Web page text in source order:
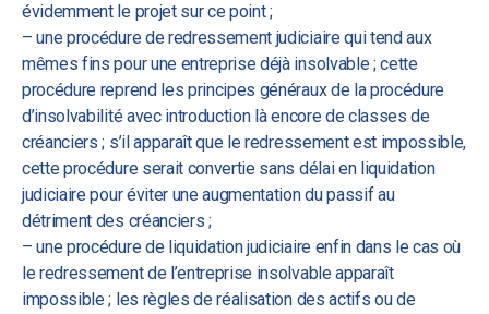
évidemment le projet sur ce point ;
– une procédure de redressement judiciaire qui tend aux
mêmes fins pour une entreprise déjà insolvable ; cette
procédure reprend les principes généraux de la procédure
d’insolvabilité avec introduction là encore de classes de
créanciers ; s’il apparaît que le redressement est impossible,
cette procédure serait convertie sans délai en liquidation
judiciaire pour éviter une augmentation du passif au
détriment des créanciers ;
– une procédure de liquidation judiciaire enfin dans le cas où
le redressement de l’entreprise insolvable apparaît
impossible ; les règles de réalisation des actifs ou de